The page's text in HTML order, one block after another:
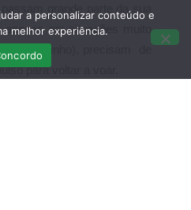
grande parte da sua
apenas em situações muito
fazer o ninho), precisam de
para voltar a voar.
a personalizar conteúdo e
melhor experiência.